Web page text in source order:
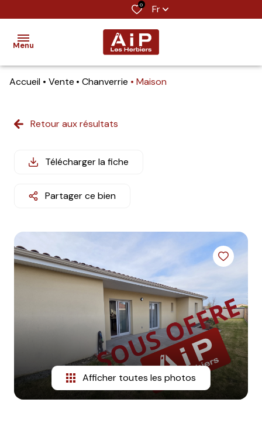
0 Fr
Menu
ventes
estimation
Accueil Vente Chanverrie Maison
Retour aux résultats
Télécharger la fiche
Partager ce bien
Afficher toutes les photos